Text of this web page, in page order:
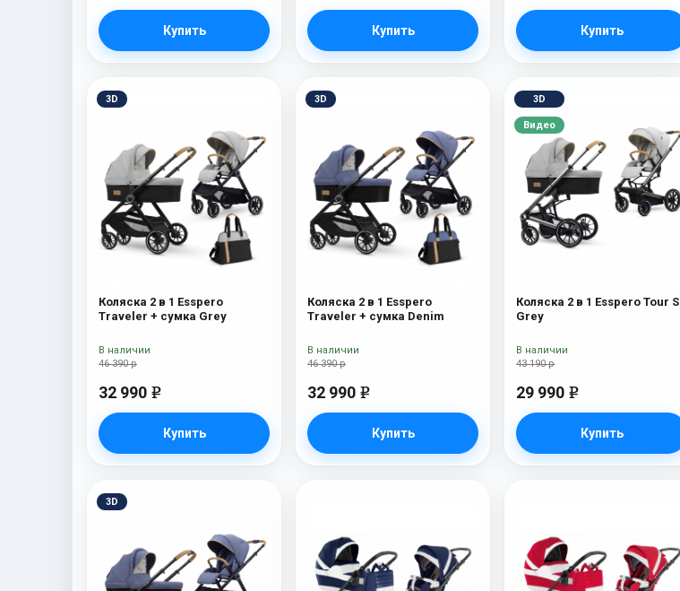
Купить Купить Купить
3D
Коляска 2 в 1 Esspero
Traveler + сумка Grey
46 390 р
32 990 e
Купить
В наличии
3D
Коляска 2 в 1 Esspero
Traveler + сумка Denim
46 390 р
32 990 e
Купить
В наличии
3D
Видео
Коляска 2 в 1 Esspero Tour S
Grey
43 190 р
29 990 e
Купить
В наличии
3D